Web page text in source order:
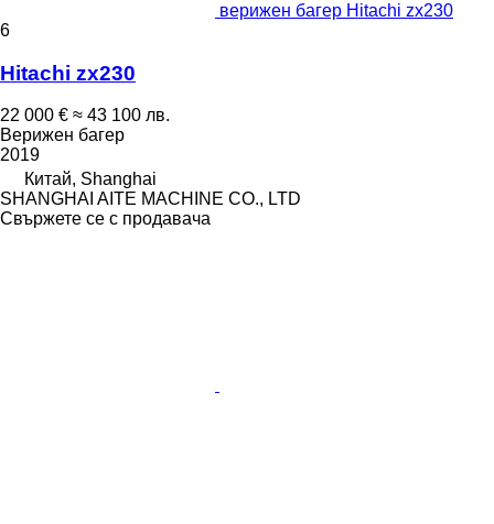
верижен багер Hitachi zx230
6
Hitachi zx230
22 000 € ≈ 43 100 лв.
Верижен багер
2019
Китай, Shanghai
SHANGHAI AITE MACHINE CO., LTD
Свържете се с продавача